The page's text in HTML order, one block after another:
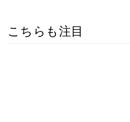
こちらも注目